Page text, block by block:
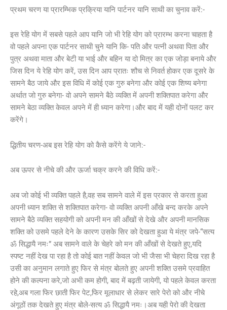
प्रथम चरण या प्रारम्भिक प्रक्रिया यानि पार्टनर यानि साथी का चुनाव करें:-
इस रेहि योग में सबसे पहले आप यानि जो भी रेहि योग को प्रारम्भ करना चाहता है
वो पहले अपना एक पार्टनर साथी चुने यानि कि- पति और पत्नी अथवा पिता और
पुत्र अथवा माता और बेटी या भाई और बहिन या दो मित्र का एक जोड़ा बनाये और
जिस दिन ये रेहि योग करें, उस दिन आप प्रातः शौच से निवर्त होकर एक दूसरे के
सामने बैठ जाये और इस विधि में कोई एक गुरु बनेगा और कोई एक शिष्य बनेगा
अर्थात जो गुरु बनेगा- वो अपने सामने बैठे व्यक्ति में अपनी शक्तिपात करेगा और
सामने बेठा व्यक्ति केवल अपने में ही ध्यान करेगा।और बाद में यही दोनों पलट कर
करेंगे।
द्धितीय चरण-अब इस रेहि योग को कैसे करेंगे ये जाने:-
अब ऊपर से नीचे की और ऊर्जा चक्र करने की विधि करें:-
अब जो कोई भी व्यक्ति पहले है,वह सब सामने वाले में इस प्रकार से करता हुआ
अपनी ध्यान शक्ति से शक्तिपात करेगा- वो व्यक्ति अपनी आँखे बन्द करके अपने
सामने बैठे व्यक्ति सहयोगी को अपनी मन की आँखों से देखे और अपनी मानसिक
शक्ति को उसमे पहले देने के कारण उसके सिर को देखता हुआ ये मंत्र जपे-“सत्य
ॐ सिद्धायै नमः” अब सामने वाले के चेहरे को मन की आँखों से देखते हुए,यदि
स्पष्ट नहीं देख पा रहा है तो कोई बात नहीं केवल जो भी जैसा भी चेहरा दिख रहा है
उसी का अनुमान लगाते हुए फिर से मंत्र बोलते हुए अपनी शक्ति उसमे प्रवाहित
होने की कल्पना करे,जो अभी कम होगी, बाद में बढ़ती जायेगी, यो पहले केवल करता
रहे,अब गला फिर छाती फिर पेट,फिर मूलाधार से लेकर सारे पेरो को और नीचे
अंगूठों तक देखते हुए मंत्र बोले-सत्य ॐ सिद्धायै नमः।अब यही पेरो की देखता